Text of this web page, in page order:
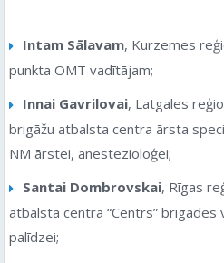
Intam Sālavam, Kurzemes
punkta OMT vadītājam;
Innai Gavrilovai, Latgales
brigāžu atbalsta centra ārsta
NM ārstei, anestezioloģei;
Santai Dombrovskai, Rīgas
atbalsta centra “Centrs” brigādes
palīdzei;